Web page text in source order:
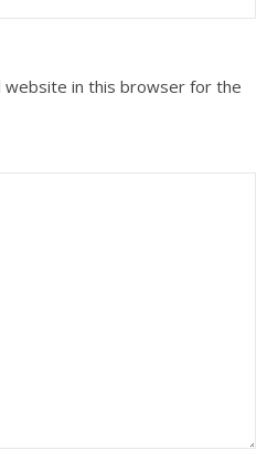
website in this browser for the